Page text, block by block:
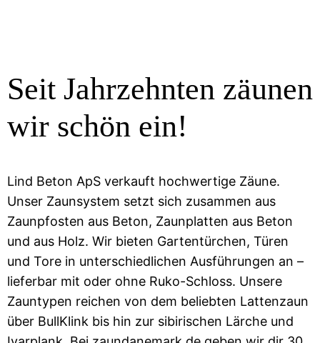
Seit Jahrzehnten zäunen
wir schön ein!
Lind Beton ApS verkauft hochwertige Zäune.
Unser Zaunsystem setzt sich zusammen aus
Zaunpfosten aus Beton, Zaunplatten aus Beton
und aus Holz. Wir bieten Gartentürchen, Türen
und Tore in unterschiedlichen Ausführungen an –
lieferbar mit oder ohne Ruko-Schloss. Unsere
Zauntypen reichen von dem beliebten Lattenzaun
über BullKlink bis hin zur sibirischen Lärche und